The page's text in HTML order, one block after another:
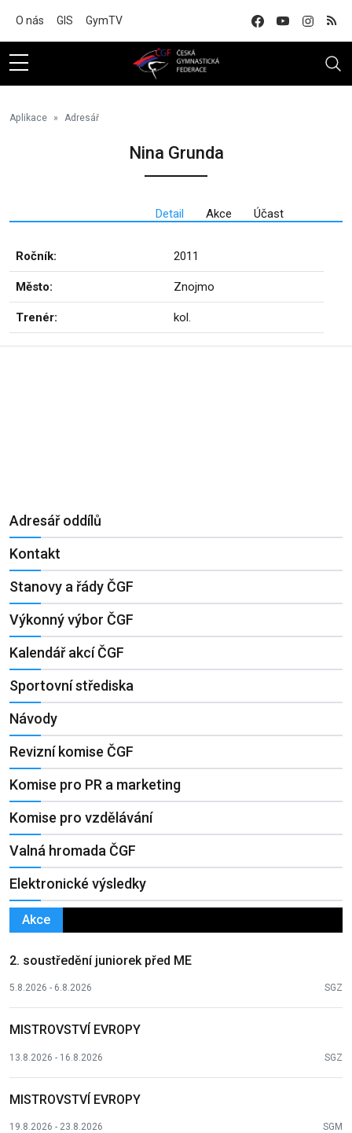
O nás GIS GymTV
Aplikace Adresář
Nina Grunda
Detail Akce Účast
Ročník: 2011
Město: Znojmo
Trenér: kol.
Adresář oddílů
Kontakt
Stanovy a řády ČGF
Výkonný výbor ČGF
Kalendář akcí ČGF
Sportovní střediska
Návody
Revizní komise ČGF
Komise pro PR a marketing
Komise pro vzdělávání
Valná hromada ČGF
Elektronické výsledky
Akce
2. soustředění juniorek před ME
5.8.2026 - 6.8.2026 SGZ
MISTROVSTVÍ EVROPY
13.8.2026 - 16.8.2026 SGZ
MISTROVSTVÍ EVROPY
19.8.2026 - 23.8.2026 SGM